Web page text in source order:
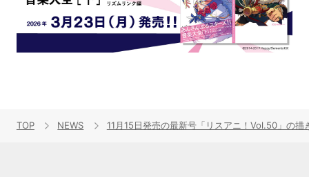
TOP NEWS 11月15日発売の最新号「リスアニ！Vol.50」の